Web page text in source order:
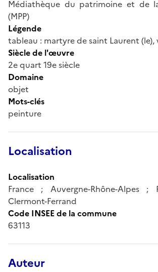
Médiathèque du patrimoine et de
(MPP)
Légende
tableau : martyre de saint Laurent (le),
Siècle de l'œuvre
2e quart 19e siècle
Domaine
objet
Mots-clés
peinture
Localisation
Localisation
France ; Auvergne-Rhône-Alpes ;
Clermont-Ferrand
Code INSEE de la commune
63113
Auteur